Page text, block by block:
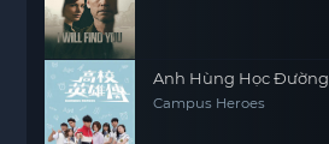
Anh Hùng Học Đường
Campus Heroes